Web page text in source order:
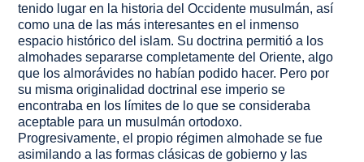
tenido lugar en la historia del Occidente musulmán, así
como una de las más interesantes en el inmenso
espacio histórico del islam. Su doctrina permitió a los
almohades separarse completamente del Oriente, algo
que los almorávides no habían podido hacer. Pero por
su misma originalidad doctrinal ese imperio se
encontraba en los límites de lo que se consideraba
aceptable para un musulmán ortodoxo.
Progresivamente, el propio régimen almohade se fue
asimilando a las formas clásicas de gobierno y las